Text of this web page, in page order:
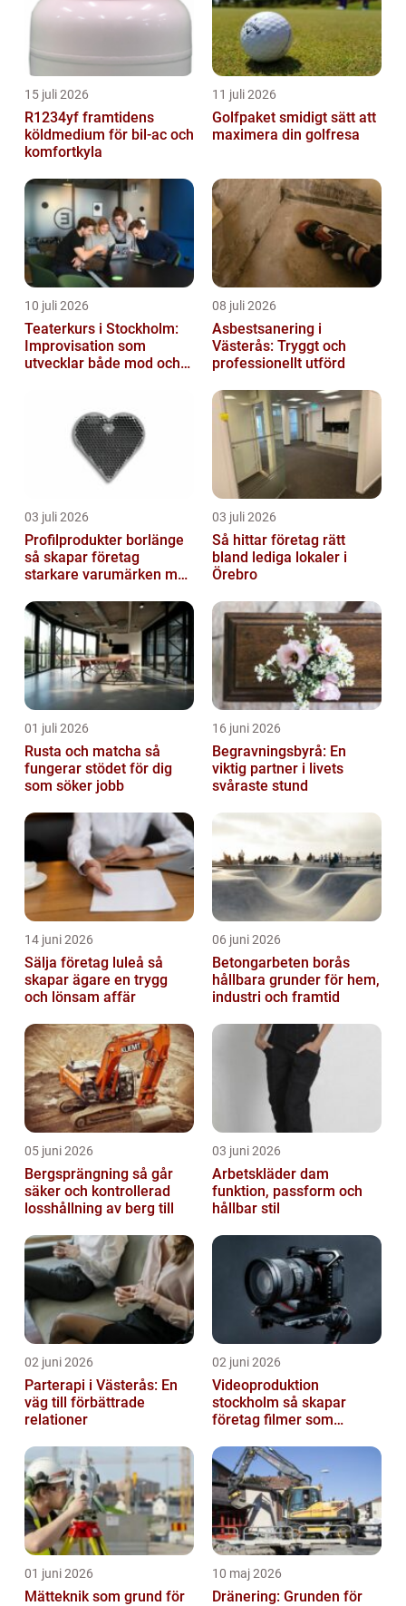
15 juli 2026
R1234yf framtidens
köldmedium för bil-ac och
komfortkyla
11 juli 2026
Golfpaket smidigt sätt att
maximera din golfresa
10 juli 2026
Teaterkurs i Stockholm:
Improvisation som
utvecklar både mod och
08 juli 2026
Asbestsanering i
Västerås: Tryggt och
professionellt utförd
03 juli 2026
Profilprodukter borlänge
så skapar företag
starkare varumärken med
03 juli 2026
Så hittar företag rätt
bland lediga lokaler i
Örebro
01 juli 2026
Rusta och matcha så
fungerar stödet för dig
som söker jobb
16 juni 2026
Begravningsbyrå: En
viktig partner i livets
svåraste stund
14 juni 2026
Sälja företag luleå så
skapar ägare en trygg
och lönsam affär
06 juni 2026
Betongarbeten borås
hållbara grunder för hem,
industri och framtid
05 juni 2026
Bergsprängning så går
säker och kontrollerad
losshållning av berg till
03 juni 2026
Arbetskläder dam
funktion, passform och
hållbar stil
02 juni 2026
Parterapi i Västerås: En
väg till förbättrade
relationer
02 juni 2026
Videoproduktion
stockholm så skapar
företag filmer som
01 juni 2026
Mätteknik som grund för
10 maj 2026
Dränering: Grunden för